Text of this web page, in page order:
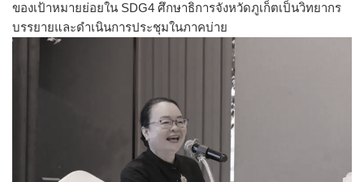
ของเป้าหมายย่อยใน SDG4 ศึกษาธิการจังหวัดภูเก็ตเป็นวิทยากร
บรรยายและดำเนินการประชุมในภาคบ่าย